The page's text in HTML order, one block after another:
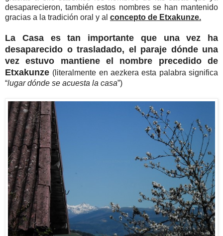
desaparecieron, también estos nombres se han mantenido
gracias a la tradición oral y al concepto de Etxakunze.
La Casa es tan importante que una vez ha
desaparecido o trasladado, el paraje dónde una
vez estuvo mantiene el nombre precedido de
Etxakunze (literalmente en aezkera esta palabra significa
“lugar dónde se acuesta la casa”)